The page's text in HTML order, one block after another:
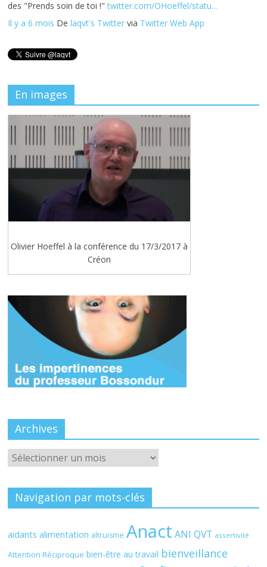
des "Prends soin de toi !"twitter.com/OHoeffel/statu…
Il y a 6 mois Delaqvt's Twitter via Twitter Web App
En images
Olivier Hoeffel à la conférence du 17/3/2017 à
Créon
Archives
Archives
Navigation par mots-clés
aidants alimentation altruisme Anact ANI QVT assertivité
Attention Réciproque bien-être au travail bienveillance